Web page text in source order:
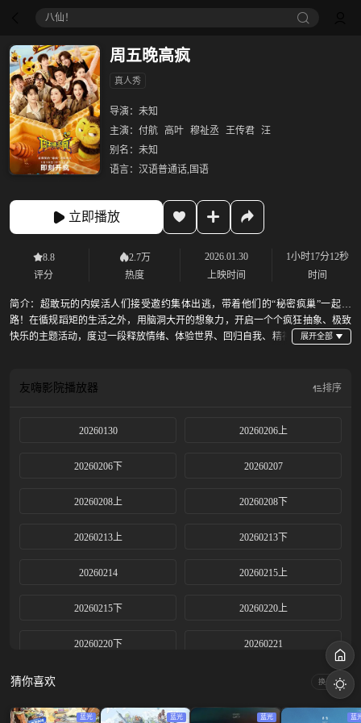
八仙！
周五晚高疯
真人秀
导演： 未知
主演： 付航 高叶 穆祉丞 王传君 汪
别名： 未知
语言： 汉语普通话,国语
立即播放
8.8
评分
2.7万
热度
2026.01.30
上映时间
1小时17分12秒
时间
简介： 超敢玩的内娱活人们接受邀约集体出逃，带着他们的“秘密疯巢”一起上
路！在循规蹈矩的生活之外，用脑洞大开的想象力，开启一个个疯狂抽象、极致
快乐的主题活动，度过一段释放情绪、体验世界、回归自我、精神
友嗨影院播放器 排序
20260130 20260206上
20260206下 20260207
20260208上 20260208下
20260213上 20260213下
20260214 20260215上
20260215下 20260220上
20260220下 20260221
20260227上 20260227下
猜你喜欢 换一换
蓝光 蓝光 蓝光 蓝